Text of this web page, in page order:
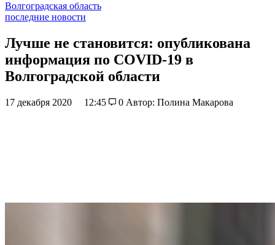
Волгоградская область
последние новости
Лучше не становится: опубликована
информация по COVID-19 в
Волгоградской области
17 декабря 2020 12:45 0 Автор: Полина Макарова